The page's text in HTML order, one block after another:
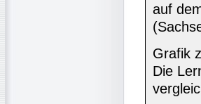
auf
Grafik
Die